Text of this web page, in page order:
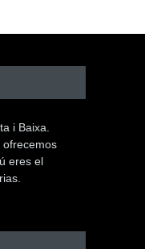
i Baixa.
ofrecemos
eres el